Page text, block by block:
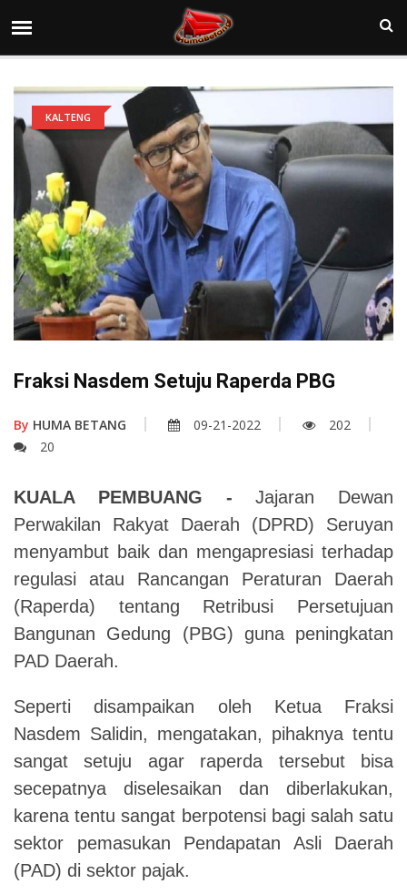
KALTENG
Fraksi Nasdem Setuju Raperda PBG
By HUMA BETANG 09-21-2022
202
20
KUALA PEMBUANG -
Jajaran Dewan
Perwakilan Rakyat Daerah (DPRD) Seruyan
menyambut baik dan mengapresiasi terhadap
regulasi atau Rancangan Peraturan Daerah
(Raperda) tentang Retribusi Persetujuan
Bangunan Gedung (PBG) guna peningkatan
PAD Daerah.
Seperti disampaikan oleh Ketua Fraksi
Nasdem Salidin, mengatakan, pihaknya tentu
sangat setuju agar raperda tersebut bisa
secepatnya diselesaikan dan diberlakukan,
karena tentu sangat berpotensi bagi salah satu
sektor pemasukan Pendapatan Asli Daerah
(PAD) di sektor pajak.